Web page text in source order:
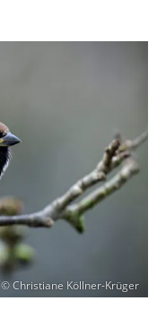
© Christiane Köllner-Krüger